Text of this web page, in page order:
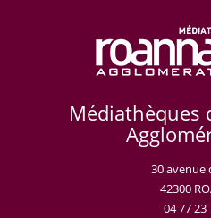
Médiathèques
30 avenue
42300
04 77 23